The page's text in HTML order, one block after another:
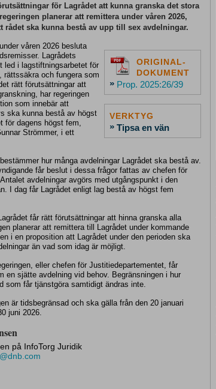
för Lagrådet att kunna granska det stora
planerar att remittera under våren 2026,
rådet ska kunna bestå av upp till sex avdelningar.
ORIGINAL-
DOKUMENT
» Prop. 2025:26/39
VERKTYG
» Tipsa en vän
våren 2026 besluta
Lagrådets
led i lagstiftningsarbetet för
rättssäkra och fungera som
rätt förutsättningar att
har regeringen
som innebär att
ska kunna bestå av högst
för dagens högst fem,
Strömmer, i ett
hur många avdelningar Lagrådet ska bestå av.
får beslut i dessa frågor fattas av chefen för
avdelningar avgörs med utgångspunkt i den
I dag får Lagrådet enligt lag bestå av högst fem
får rätt förutsättningar att hinna granska alla
planerar att remittera till Lagrådet under kommande
i en proposition att Lagrådet under den perioden ska
än vad som idag är möjligt.
eller chefen för Justitiedepartementet, får
en sjätte avdelning vid behov. Begränsningen i hur
som får tjänstgöra samtidigt ändras inte.
är tidsbegränsad och ska gälla från den 20 januari
juni 2026.
på InfoTorg Juridik